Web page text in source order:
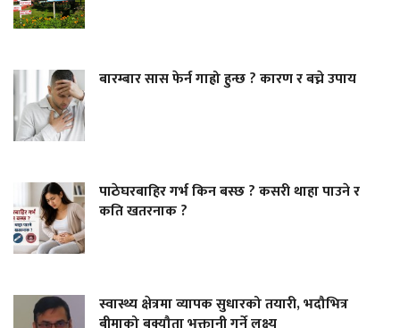
बारम्बार सास फेर्न गाह्रो हुन्छ ? कारण र बच्ने उपाय
पाठेघरबाहिर गर्भ किन बस्छ ? कसरी थाहा पाउने र
कति खतरनाक ?
स्वास्थ्य क्षेत्रमा व्यापक सुधारको तयारी, भदौभित्र